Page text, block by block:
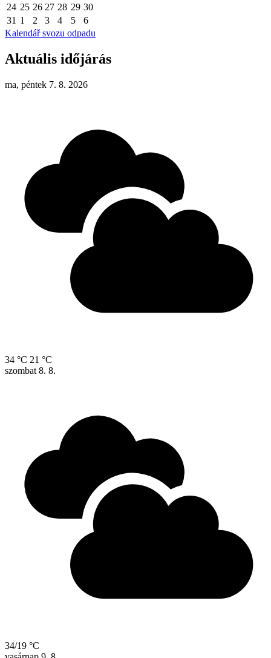
24 25 26 27 28 29 30
31 1 2 3 4 5
6
Kalendář svozu odpadu
Aktuális időjárás
ma, péntek 7. 8. 2026
34 °C 21 °C
szombat 8. 8.
34/19 °C